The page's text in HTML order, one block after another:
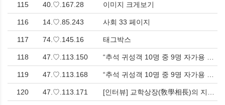
115 40.♡.167.28 이미지 크게보기
116 14.♡.85.243 사회 33 페이지
117 74.♡.145.16 태그박스
118 47.♡.113.150
119 47.♡.113.168
120 47.♡.113.171